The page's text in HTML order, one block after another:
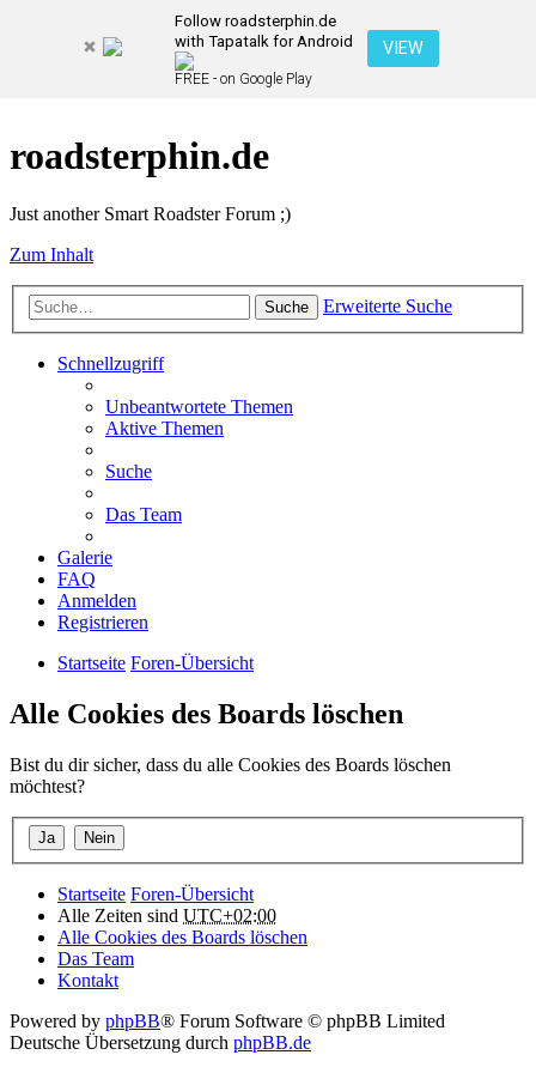
Follow roadsterphin.de
with Tapatalk for Android
FREE - on Google Play
VIEW
roadsterphin.de
Just another Smart Roadster Forum ;)
Zum Inhalt
Suche Erweiterte Suche
Schnellzugriff
Unbeantwortete Themen
Aktive Themen
Suche
Das Team
Galerie
FAQ
Anmelden
Registrieren
Startseite Foren-Übersicht
Alle Cookies des Boards löschen
Bist du dir sicher, dass du alle Cookies des Boards löschen
möchtest?
Startseite Foren-Übersicht
Alle Zeiten sind UTC+02:00
Alle Cookies des Boards löschen
Das Team
Kontakt
Powered by phpBB® Forum Software © phpBB Limited
Deutsche Übersetzung durch phpBB.de